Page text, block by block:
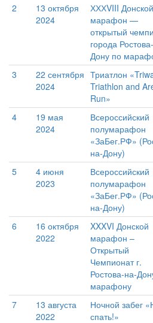
2
13 октября
2024
ХХХVIII Донской
марафон —
открытый
города
Дону по
3
22 сентября
2024
Триатлон
Triathlon and
Run»
4
19 мая
2024
Всероссийский
полумарафон
«ЗаБег.РФ»
на-Дону)
5
4 июня
2023
Всероссийский
полумарафон
«ЗаБег.РФ»
на-Дону)
6
16 октября
2022
XXXVI Донской
марафон –
Открытый
Чемпионат г.
Ростова-на-
марафону
7
13 августа
2022
Ночной забег
спать!»